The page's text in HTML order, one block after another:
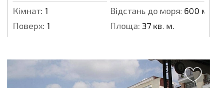
Кімнат: 1 Відстань до моря: 600 м.
Поверх: 1 Площа: 37 кв. м.